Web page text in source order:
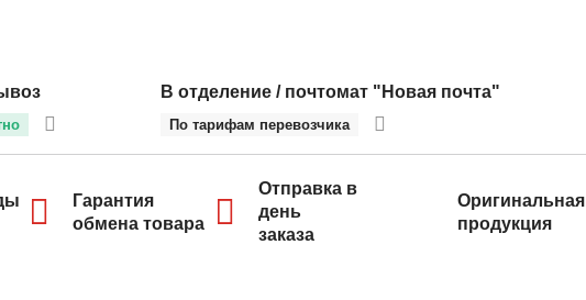
В отделение / почтомат "Новая почта"
По тарифам перевозчика
Гарантия
обмена товара
Отправка в
день
заказа
Оригинальная
продукция